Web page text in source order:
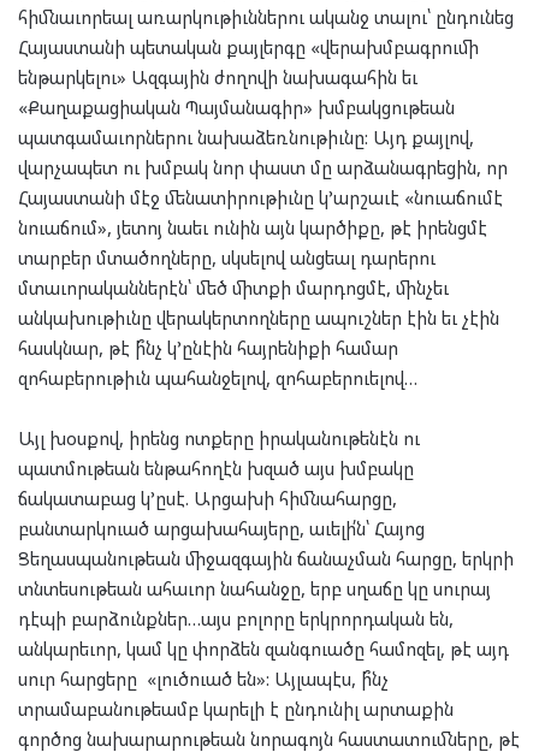
հիմնաւորեալ առարկութիւններու ականջ տալու՝ ընդունեց
Հայաստանի պետական քայլերգը «վերախմբագրումի
ենթարկելու» Ազգային ժողովի նախագահին եւ
«Քաղաքացիական Պայմանագիր» խմբակցութեան
պատգամաւորներու նախաձեռնութիւնը: Այդ քայլով,
վարչապետ ու խմբակ նոր փաստ մը արձանագրեցին, որ
Հայաստանի մէջ մենատիրութիւնը կ’արշաւէ «նուաճումէ
նուաճում», յետոյ նաեւ ունին այն կարծիքը, թէ իրենցմէ
տարբեր մտածողները, սկսելով անցեալ դարերու
մտաւորականներէն՝ մեծ միտքի մարդոցմէ, մինչեւ
անկախութիւնը վերակերտողները ապուշներ էին եւ չէին
հասկնար, թէ ի՞նչ կ’ընէին հայրենիքի համար
զոհաբերութիւն պահանջելով, զոհաբերուելով…
Այլ խօսքով, իրենց ոտքերը իրականութենէն ու
պատմութեան ենթահողէն խզած այս խմբակը
ճակատաբաց կ’ըսէ. Արցախի հիմնահարցը,
բանտարկուած արցախահայերը, աւելի՛ն՝ Հայոց
Ցեղասպանութեան միջազգային ճանաչման հարցը, երկրի
տնտեսութեան ահաւոր նահանջը, երբ սղաճը կը սուրայ
դէպի բարձունքներ…այս բոլորը երկրորդական են,
անկարեւոր, կամ կը փորձեն զանգուածը համոզել, թէ այդ
սուր հարցերը «լուծուած են»: Այլապէս, ի՞նչ
տրամաբանութեամբ կարելի է ընդունիլ արտաքին
գործոց նախարարութեան նորագոյն հաստատումները, թէ